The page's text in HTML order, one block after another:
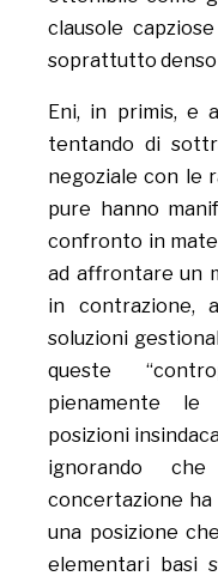
clausole
soprattutto denso
Eni, in primis, e
tentando di
negoziale con le
pure hanno
confronto in
ad affrontare un
in contrazione,
soluzioni
queste
pienamente le
posizioni
ignorando
concertazione
una posizione
elementari basi